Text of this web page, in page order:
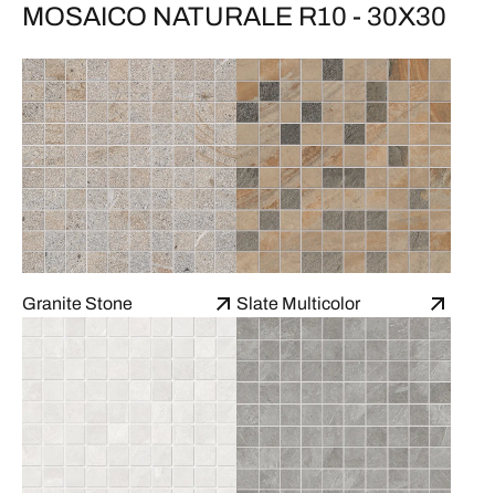
MOSAICO NATURALE R10 - 30X30
Granite Stone Slate Multicolor